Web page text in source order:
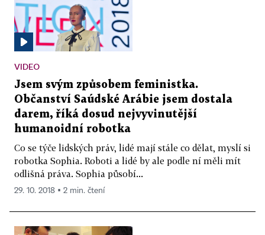
VIDEO
Jsem svým způsobem feministka.
Občanství Saúdské Arábie jsem dostala
darem, říká dosud nejvyvinutější
humanoidní robotka
Co se týče lidských práv, lidé mají stále co dělat, myslí si
robotka Sophia. Roboti a lidé by ale podle ní měli mít
odlišná práva. Sophia působí...
29. 10. 2018 ▪ 2 min. čtení